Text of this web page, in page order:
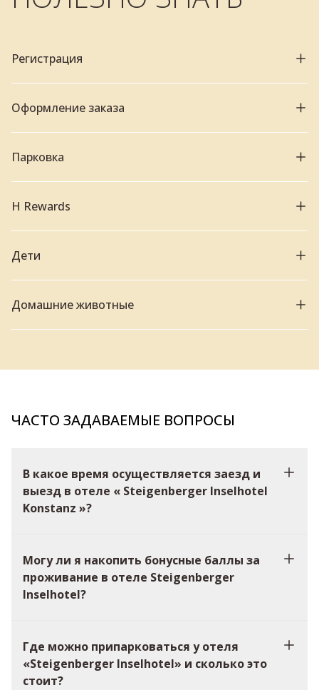
Регистрация
Оформление заказа
Парковка
H Rewards
Дети
Домашние животные
ЧАСТО ЗАДАВАЕМЫЕ ВОПРОСЫ
В какое время осуществляется заезд и
выезд в отеле « Steigenberger Inselhotel
Konstanz »?
Могу ли я накопить бонусные баллы за
проживание в отеле Steigenberger
Inselhotel?
Где можно припарковаться у отеля
«Steigenberger Inselhotel» и сколько это
стоит?